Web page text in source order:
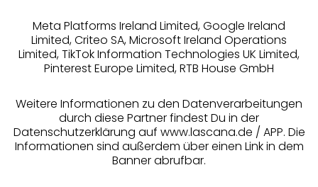
Alle Preise inkl. MwSt., zzgl.
Versandkosten
Meta Platforms Ireland Limited, Google Ireland
Limited, Criteo SA, Microsoft Ireland Operations
Limited, TikTok Information Technologies UK Limited,
Pinterest Europe Limited, RTB House GmbH
Weitere Informationen zu den Datenverarbeitungen
durch diese Partner findest Du in der
Datenschutzerklärung auf www.lascana.de / APP. Die
Informationen sind außerdem über einen Link in dem
Banner abrufbar.